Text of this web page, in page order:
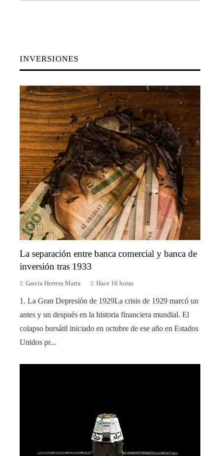
INVERSIONES
La separación entre banca comercial y banca de
inversión tras 1933
García Herrera Marta Hace 16 horas
1. La Gran Depresión de 1929La crisis de 1929 marcó un
antes y un después en la historia financiera mundial. El
colapso bursátil iniciado en octubre de ese año en Estados
Unidos pr...